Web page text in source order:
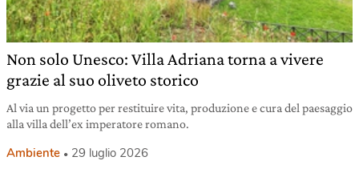
Non solo Unesco: Villa Adriana torna a vivere
grazie al suo oliveto storico
Al via un progetto per restituire vita, produzione e cura del paesaggio
alla villa dell’ex imperatore romano.
Ambiente 29 luglio 2026